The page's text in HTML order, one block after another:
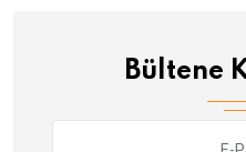
Bültene